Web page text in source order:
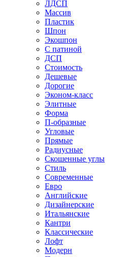
ЛДСП
Массив
Пластик
Шпон
Экошпон
С патиной
ДСП
Стоимость
Дешевые
Дорогие
Эконом-класс
Элитные
Форма
П-образные
Угловые
Прямые
Радиусные
Скошенные углы
Стиль
Современные
Евро
Английские
Дизайнерские
Итальянские
Кантри
Классические
Лофт
Модерн